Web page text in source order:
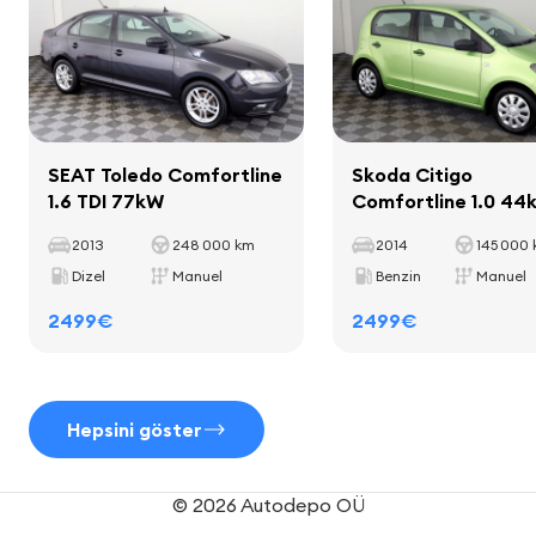
Iç mekan
iç mekan dekoratif şeritleri
bardak tutucuları
deri vites kolu
deri el freni kolu
Koltuklar
tekstil döşeme
Aks mesafesi
2589 mm
SEAT Toledo Comfortline
1.6 TDI 77kW
2013
248 000 km
Dizel
Manuel
2499€
Skoda Citigo
Comfortline 1.0
2014
145 000
Benzin
Manuel
2499€
Hepsini göster
© 2026 Autodepo OÜ